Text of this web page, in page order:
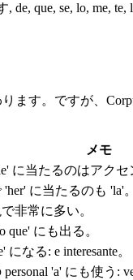
que, se, lo, me,
す。ですが、
メモ
に当たるのはアクセ
に当たるのも 'la'。
非常に多い。
que' にも出る。
なる: e interesante。
'a' にも使う: